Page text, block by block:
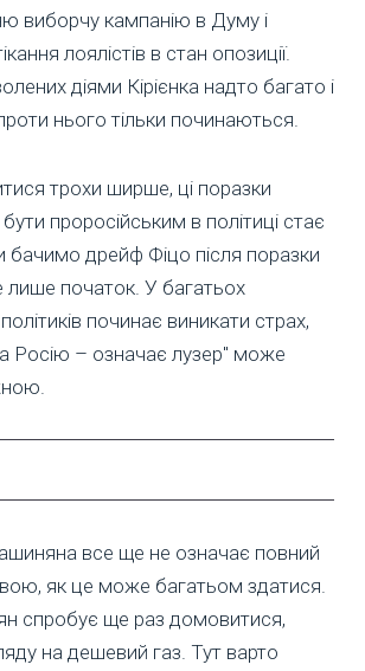
виборчу кампанію в Думу і
лоялістів в стан опозиції.
діями Кірієнка надто багато і
нього тільки починаються.
трохи ширше, ці поразки
проросійським в політиці стає
бачимо дрейф Фіцо після поразки
початок. У багатьох
починає виникати страх,
Росію – означає лузер" може
все ще не означає повний
як це може багатьом здатися.
спробує ще раз домовитися,
на дешевий газ. Тут варто